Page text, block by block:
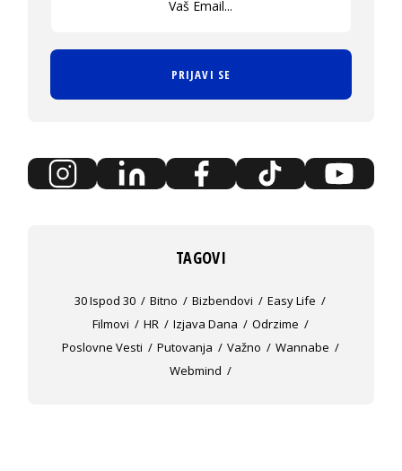
PRIJAVI SE
TAGOVI
30 Ispod 30 Bitno Bizbendovi
Easy Life
Filmovi
HR Izjava Dana
Odrzime
Poslovne Vesti
Putovanja Važno
Wannabe
Webmind